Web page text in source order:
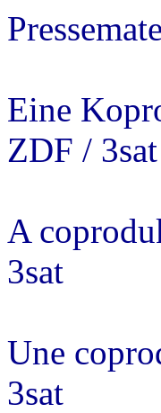
Eine
ZDF / 3sat
A
3sat
Une
3sat